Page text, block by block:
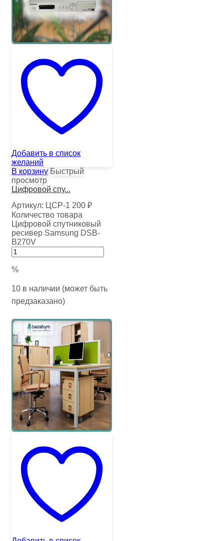
Добавить в список
желаний
В корзину Быстрый
просмотр
Цифровой спу...
Артикул: ЦСР-1 200 ₽
Количество товара
Цифровой спутниковый
ресивер Samsung DSB-
B270V
%
10 в наличии (может быть
предзаказано)